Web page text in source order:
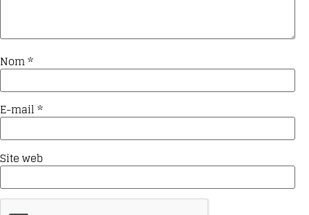
Nom*
E-mail*
Site web